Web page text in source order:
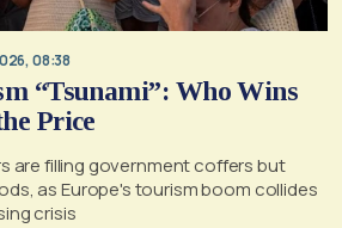
08:38
“Tsunami”: Who Wins
Price
are filling government coffers but
as Europe's tourism boom collides
crisis